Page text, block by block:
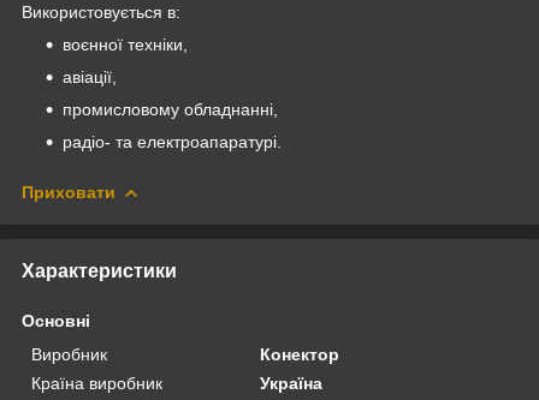
Використовується в:
воєнної техніки,
авіації,
промисловому обладнанні,
радіо- та електроапаратурі.
Приховати
Характеристики
Основні
Виробник
Конектор
Країна виробник
Україна